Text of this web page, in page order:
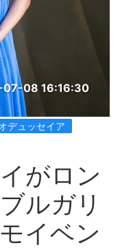
08 16:16:30
デュッセイア
がロン
ルガリ
イベン